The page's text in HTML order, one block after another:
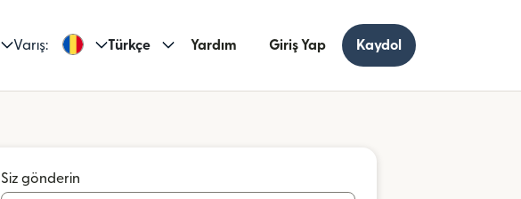
Varış: Türkçe Yardım Giriş Yap Kaydol
Siz gönderin